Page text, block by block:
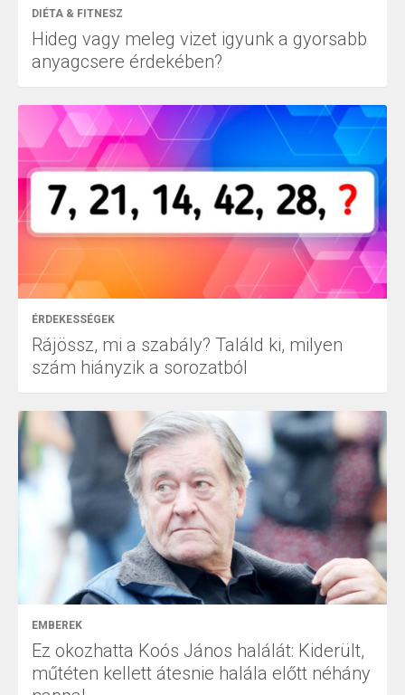
DIÉTA & FITNESZ
Hideg vagy meleg vizet igyunk a gyorsabb
anyagcsere érdekében?
ÉRDEKESSÉGEK
Rájössz, mi a szabály? Találd ki, milyen
szám hiányzik a sorozatból
EMBEREK
Ez okozhatta Koós János halálát: Kiderült,
műtéten kellett átesnie halála előtt néhány